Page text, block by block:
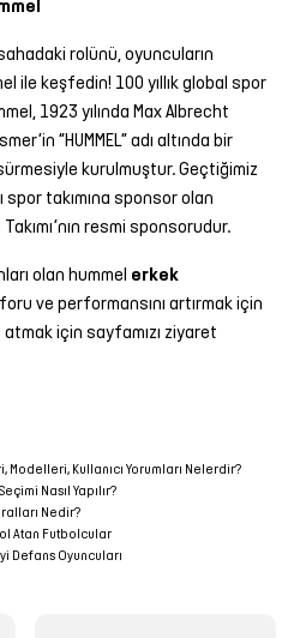
rolünü, oyuncuların
ile keşfedin! 100 yıllık global spor
1923 yılında Max Albrecht
“HUMMEL” adı altında bir
kurulmuştur. Geçtiğimiz
takımına sponsor olan
resmi sponsorudur.
olan hummel erkek
ve performansını artırmak için
için sayfamızı ziyaret
Kullanıcı Yorumları Nelerdir?
Nasıl Yapılır?
Nedir?
Atan Futbolcular
Defans Oyuncuları